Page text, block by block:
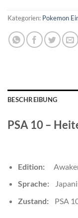
Kategorien: Pokemon
BESCHREIBUNG
PSA 10 –
Edition:
Sprache:
Zustand:PSA